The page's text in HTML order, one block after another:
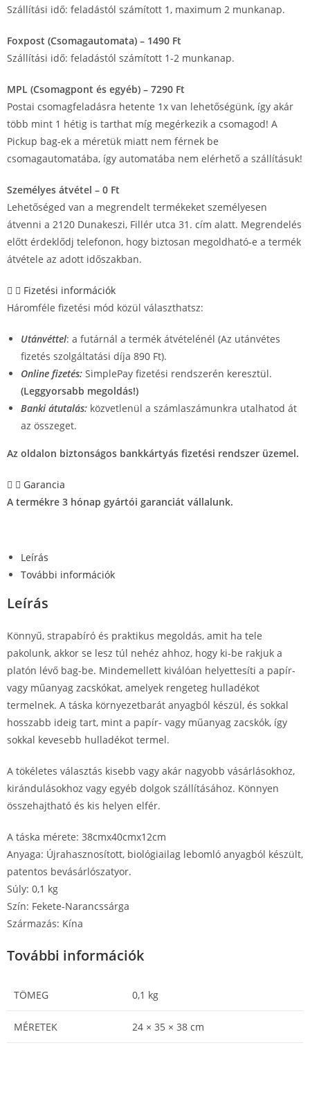
Szállítási idő: feladástól számított 1, maximum 2 munkanap.
Foxpost (Csomagautomata) – 1490 Ft
Szállítási idő: feladástól számított 1-2 munkanap.
MPL (Csomagpont és egyéb) – 7290 Ft
Postai csomagfeladásra hetente 1x van lehetőségünk, így akár
több mint 1 hétig is tarthat míg megérkezik a csomagod! A
Pickup bag-ek a méretük miatt nem férnek be
csomagautomatába, így automatába nem elérhető a szállításuk!
Személyes átvétel – 0 Ft
Lehetőséged van a megrendelt termékeket személyesen
átvenni a 2120 Dunakeszi, Fillér utca 31. cím alatt. Megrendelés
előtt érdeklődj telefonon, hogy biztosan megoldható-e a termék
átvétele az adott időszakban.
Fizetési információk
Háromféle fizetési mód közül választhatsz:
Utánvéttel: a futárnál a termék átvételénél (Az utánvétes
fizetés szolgáltatási díja 890 Ft).
Online fizetés: SimplePay fizetési rendszerén keresztül.
(Leggyorsabb megoldás!)
Banki átutalás: közvetlenül a számlaszámunkra utalhatod át
az összeget.
Az oldalon biztonságos bankkártyás fizetési rendszer üzemel.
Garancia
A termékre 3 hónap gyártói garanciát vállalunk.
Leírás
További információk
Leírás
Könnyű, strapabíró és praktikus megoldás, amit ha tele
pakolunk, akkor se lesz túl nehéz ahhoz, hogy ki-be rakjuk a
platón lévő bag-be. Mindemellett kiválóan helyettesíti a papír-
vagy műanyag zacskókat, amelyek rengeteg hulladékot
termelnek. A táska környezetbarát anyagból készül, és sokkal
hosszabb ideig tart, mint a papír- vagy műanyag zacskók, így
sokkal kevesebb hulladékot termel.
A tökéletes választás kisebb vagy akár nagyobb vásárlásokhoz,
kirándulásokhoz vagy egyéb dolgok szállításához. Könnyen
összehajtható és kis helyen elfér.
A táska mérete: 38cmx40cmx12cm
Anyaga: Újrahasznosított, biológiailag lebomló anyagból készült,
patentos bevásárlószatyor.
Súly: 0,1 kg
Szín: Fekete-Narancssárga
Származás: Kína
További információk
TÖMEG 0,1 kg
MÉRETEK 24 × 35 × 38 cm